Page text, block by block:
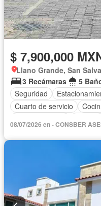
$ 7,900,000
Llano Grande, San
3 Recámaras
5
Seguridad
Cuarto de servicio
08/07/2026 en - CONSBER